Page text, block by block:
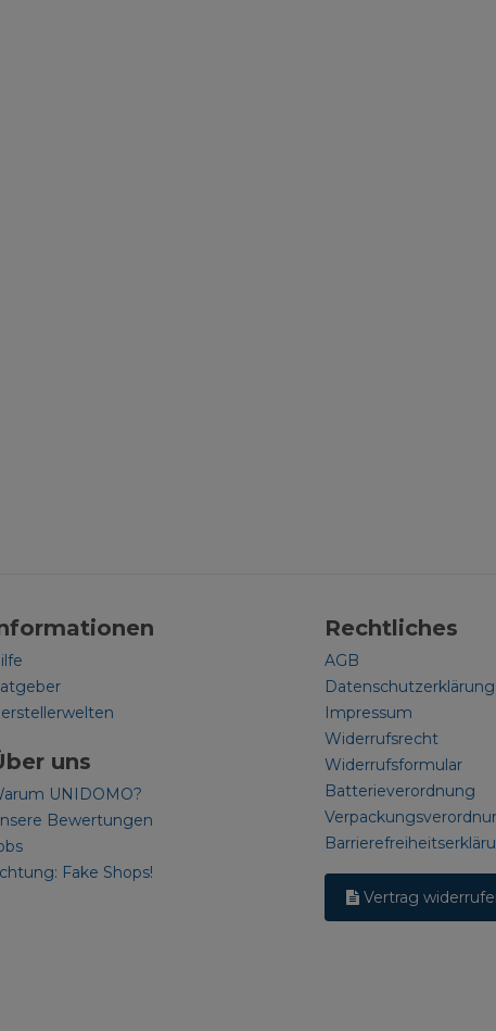
uns
UNIDOMO?
Bewertungen
Fake Shops!
Rechtliches
AGB
Datenschutzerklärung
Impressum
Widerrufsrecht
Widerrufsformular
Batterieverordnung
Vertrag